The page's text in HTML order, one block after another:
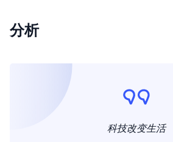
分析
科技改变生活